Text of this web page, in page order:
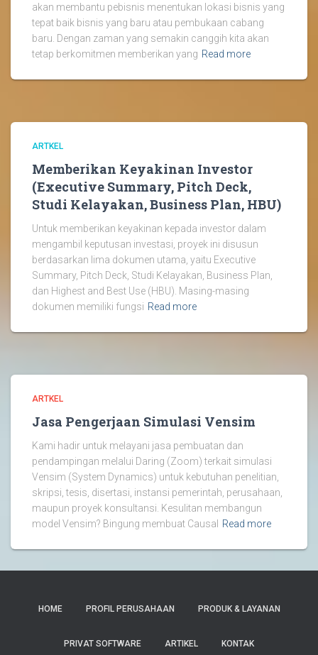
akan membantu pebisnis menentukan lokasi bisnis yang
tepat baik bisnis yang baru atau pembukaan cabang
baru. Dengan zaman yang semakin canggih kita akan
tetap berkomitmen memberikan yang Read more
ARTKEL
Memberikan Keyakinan Investor
(Executive Summary, Pitch Deck,
Studi Kelayakan, Business Plan, HBU)
Untuk memberikan keyakinan kepada investor dalam
mengambil keputusan investasi, proyek ini disusun
berdasarkan lima dokumen utama, yaitu Executive
Summary, Pitch Deck, Studi Kelayakan, Business Plan,
dan Highest and Best Use (HBU). Masing-masing
dokumen memiliki fungsi Read more
ARTKEL
Jasa Pengerjaan Simulasi Vensim
Kami hadir untuk melayani jasa pembuatan dan
pendampingan melalui Daring (Zoom) terkait simulasi
Vensim (System Dynamics) untuk kebutuhan penelitian,
skripsi, tesis, disertasi, instansi pemerintah, perusahaan,
maupun proyek konsultansi. Kesulitan membangun
model Vensim? Bingung membuat Causal
Read more
HOME PROFIL PERUSAHAAN PRODUK & LAYANAN
PRIVAT SOFTWARE ARTIKEL KONTAK